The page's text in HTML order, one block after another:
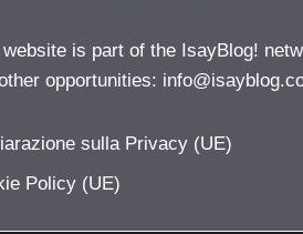
is part of the IsayBlog!
opportunities:
sulla Privacy (UE)
Policy (UE)